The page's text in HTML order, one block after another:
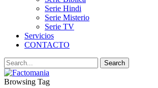
Serie Hindi
Serie Misterio
Serie TV
Servicios
CONTACTO
Browsing Tag